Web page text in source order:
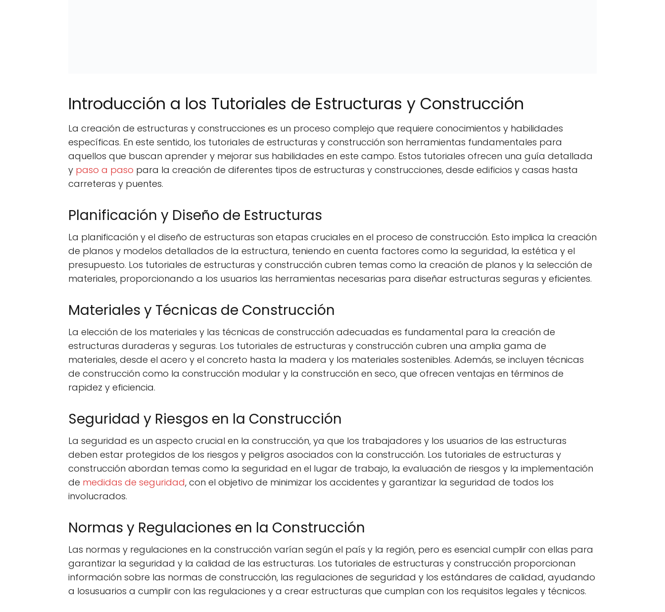
Introducción a los Tutoriales de Estructuras y Construcción
La creación de estructuras y construcciones es un proceso complejo que requiere conocimientos y habilidades
específicas. En este sentido, los tutoriales de estructuras y construcción son herramientas fundamentales para
aquellos que buscan aprender y mejorar sus habilidades en este campo. Estos tutoriales ofrecen una guía detallada
y paso a paso para la creación de diferentes tipos de estructuras y construcciones, desde edificios y casas hasta
carreteras y puentes.
Planificación y Diseño de Estructuras
La planificación y el diseño de estructuras son etapas cruciales en el proceso de construcción. Esto implica la creación
de planos y modelos detallados de la estructura, teniendo en cuenta factores como la seguridad, la estética y el
presupuesto. Los tutoriales de estructuras y construcción cubren temas como la creación de planos y la selección de
materiales, proporcionando a los usuarios las herramientas necesarias para diseñar estructuras seguras y eficientes.
Materiales y Técnicas de Construcción
La elección de los materiales y las técnicas de construcción adecuadas es fundamental para la creación de
estructuras duraderas y seguras. Los tutoriales de estructuras y construcción cubren una amplia gama de
materiales, desde el acero y el concreto hasta la madera y los materiales sostenibles. Además, se incluyen técnicas
de construcción como la construcción modular y la construcción en seco, que ofrecen ventajas en términos de
rapidez y eficiencia.
Seguridad y Riesgos en la Construcción
La seguridad es un aspecto crucial en la construcción, ya que los trabajadores y los usuarios de las estructuras
deben estar protegidos de los riesgos y peligros asociados con la construcción. Los tutoriales de estructuras y
construcción abordan temas como la seguridad en el lugar de trabajo, la evaluación de riesgos y la implementación
de medidas de seguridad, con el objetivo de minimizar los accidentes y garantizar la seguridad de todos los
involucrados.
Normas y Regulaciones en la Construcción
Las normas y regulaciones en la construcción varían según el país y la región, pero es esencial cumplir con ellas para
garantizar la seguridad y la calidad de las estructuras. Los tutoriales de estructuras y construcción proporcionan
información sobre las normas de construcción, las regulaciones de seguridad y los estándares de calidad, ayudando
a losusuarios a cumplir con las regulaciones y a crear estructuras que cumplan con los requisitos legales y técnicos.